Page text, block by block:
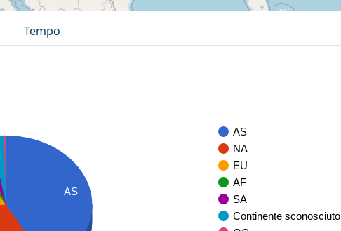
Tempo
AS
NA
EU
AF
SA
Continente sconosciuto
AS